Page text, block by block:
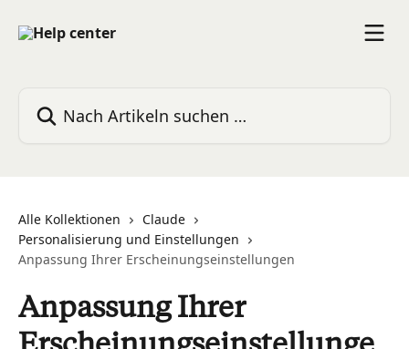
Alle Kollektionen
Claude
Personalisierung und Einstellungen
Anpassung Ihrer Erscheinungseinstellungen
Anpassung Ihrer